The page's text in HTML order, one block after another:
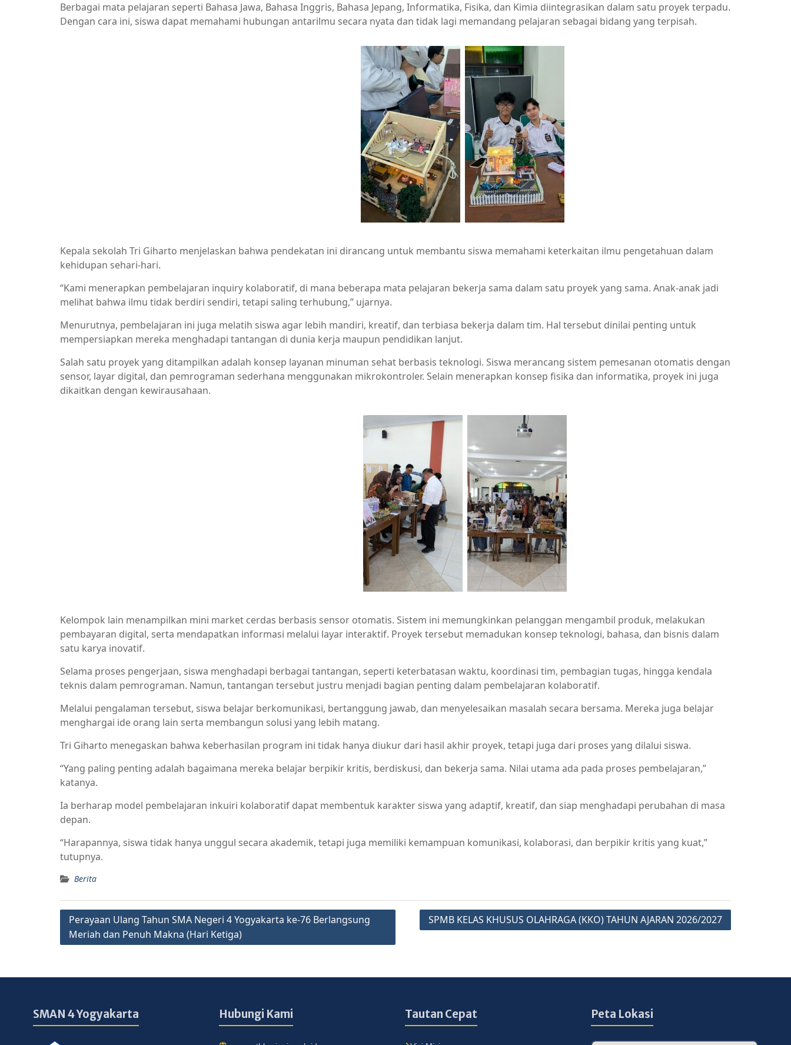
Berbagai mata pelajaran seperti Bahasa Jawa, Bahasa Inggris, Bahasa Jepang, Informatika, Fisika, dan Kimia diintegrasikan dalam satu proyek terpadu.
Dengan cara ini, siswa dapat memahami hubungan antarilmu secara nyata dan tidak lagi memandang pelajaran sebagai bidang yang terpisah.
Kepala sekolah Tri Giharto menjelaskan bahwa pendekatan ini dirancang untuk membantu siswa memahami keterkaitan ilmu pengetahuan dalam
kehidupan sehari-hari.
“Kami menerapkan pembelajaran inquiry kolaboratif, di mana beberapa mata pelajaran bekerja sama dalam satu proyek yang sama. Anak-anak jadi
melihat bahwa ilmu tidak berdiri sendiri, tetapi saling terhubung,” ujarnya.
Menurutnya, pembelajaran ini juga melatih siswa agar lebih mandiri, kreatif, dan terbiasa bekerja dalam tim. Hal tersebut dinilai penting untuk
mempersiapkan mereka menghadapi tantangan di dunia kerja maupun pendidikan lanjut.
Salah satu proyek yang ditampilkan adalah konsep layanan minuman sehat berbasis teknologi. Siswa merancang sistem pemesanan otomatis dengan
sensor, layar digital, dan pemrograman sederhana menggunakan mikrokontroler. Selain menerapkan konsep fisika dan informatika, proyek ini juga
dikaitkan dengan kewirausahaan.
Kelompok lain menampilkan mini market cerdas berbasis sensor otomatis. Sistem ini memungkinkan pelanggan mengambil produk, melakukan
pembayaran digital, serta mendapatkan informasi melalui layar interaktif. Proyek tersebut memadukan konsep teknologi, bahasa, dan bisnis dalam
satu karya inovatif.
Selama proses pengerjaan, siswa menghadapi berbagai tantangan, seperti keterbatasan waktu, koordinasi tim, pembagian tugas, hingga kendala
teknis dalam pemrograman. Namun, tantangan tersebut justru menjadi bagian penting dalam pembelajaran kolaboratif.
Melalui pengalaman tersebut, siswa belajar berkomunikasi, bertanggung jawab, dan menyelesaikan masalah secara bersama. Mereka juga belajar
menghargai ide orang lain serta membangun solusi yang lebih matang.
Tri Giharto menegaskan bahwa keberhasilan program ini tidak hanya diukur dari hasil akhir proyek, tetapi juga dari proses yang dilalui siswa.
“Yang paling penting adalah bagaimana mereka belajar berpikir kritis, berdiskusi, dan bekerja sama. Nilai utama ada pada proses pembelajaran,”
katanya.
Ia berharap model pembelajaran inkuiri kolaboratif dapat membentuk karakter siswa yang adaptif, kreatif, dan siap menghadapi perubahan di masa
depan.
“Harapannya, siswa tidak hanya unggul secara akademik, tetapi juga memiliki kemampuan komunikasi, kolaborasi, dan berpikir kritis yang kuat,”
tutupnya.
Berita
Perayaan Ulang Tahun SMA Negeri 4 Yogyakarta ke-76 Berlangsung
Meriah dan Penuh Makna (Hari Ketiga)
SPMB KELAS KHUSUS OLAHRAGA (KKO) TAHUN AJARAN 2026/2027
SMAN 4 Yogyakarta Hubungi Kami Tautan Cepat Peta Lokasi